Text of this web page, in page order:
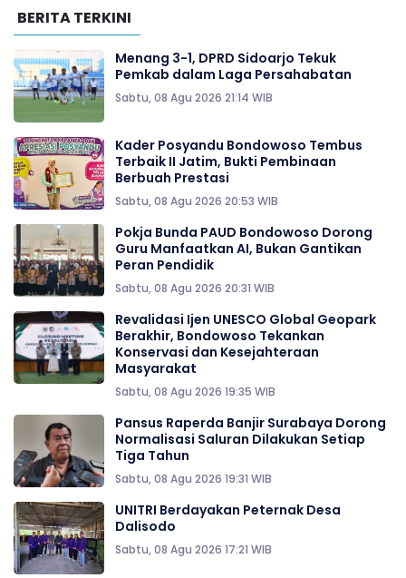
BERITA TERKINI
Menang 3-1, DPRD Sidoarjo Tekuk
Pemkab dalam Laga Persahabatan
Sabtu, 08 Agu 2026 21:14 WIB
Kader Posyandu Bondowoso Tembus
Terbaik II Jatim, Bukti Pembinaan
Berbuah Prestasi
Sabtu, 08 Agu 2026 20:53 WIB
Pokja Bunda PAUD Bondowoso Dorong
Guru Manfaatkan AI, Bukan Gantikan
Peran Pendidik
Sabtu, 08 Agu 2026 20:31 WIB
Revalidasi Ijen UNESCO Global Geopark
Berakhir, Bondowoso Tekankan
Konservasi dan Kesejahteraan
Masyarakat
Sabtu, 08 Agu 2026 19:35 WIB
Pansus Raperda Banjir Surabaya Dorong
Normalisasi Saluran Dilakukan Setiap
Tiga Tahun
Sabtu, 08 Agu 2026 19:31 WIB
UNITRI Berdayakan Peternak Desa
Dalisodo
Sabtu, 08 Agu 2026 17:21 WIB